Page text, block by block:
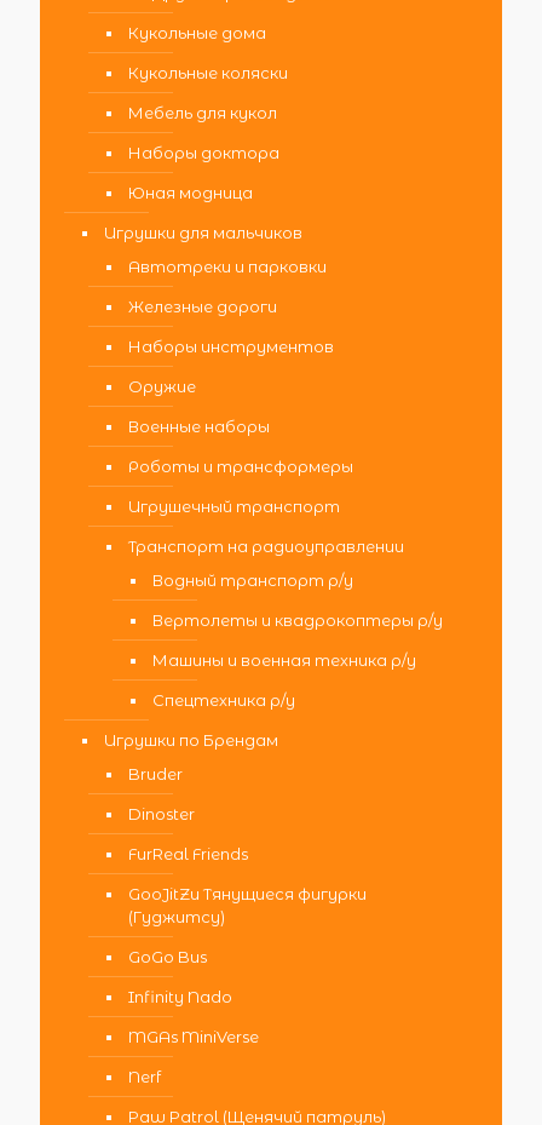
Кукольные дома
Кукольные коляски
Мебель для кукол
Наборы доктора
Юная модница
Игрушки для мальчиков
Автотреки и парковки
Железные дороги
Наборы инструментов
Оружие
Военные наборы
Роботы и трансформеры
Игрушечный транспорт
Транспорт на радиоуправлении
Водный транспорт р/у
Вертолеты и квадрокоптеры р/у
Машины и военная техника р/у
Спецтехника р/у
Игрушки по Брендам
Bruder
Dinoster
FurReal Friends
GooJitZu Тянущиеся фигурки
(Гуджитсу)
GoGo Bus
Infinity Nado
MGAs MiniVerse
Nerf
Paw Patrol (Щенячий патруль)